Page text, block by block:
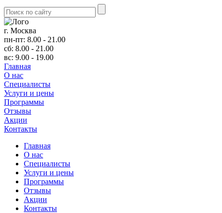
г. Москва
пн-пт: 8.00 - 21.00
сб: 8.00 - 21.00
вс: 9.00 - 19.00
Главная
О нас
Cпециалисты
Услуги и цены
Программы
Отзывы
Акции
Контакты
Главная
О нас
Cпециалисты
Услуги и цены
Программы
Отзывы
Акции
Контакты